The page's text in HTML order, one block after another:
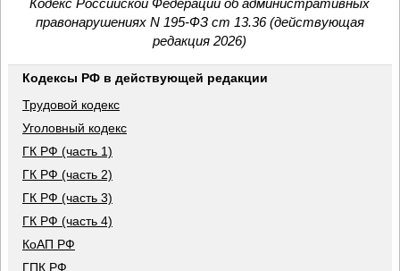
Кодекс Российской Федерации об административных
правонарушениях N 195-ФЗ ст 13.36 (действующая
редакция 2026)
Кодексы РФ в действующей редакции
Трудовой кодекс
Уголовный кодекс
ГК РФ (часть 1)
ГК РФ (часть 2)
ГК РФ (часть 3)
ГК РФ (часть 4)
КоАП РФ
ГПК РФ